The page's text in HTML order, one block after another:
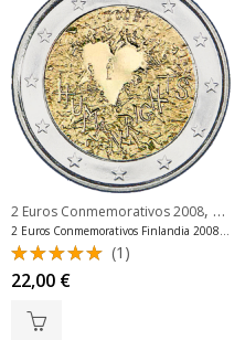
Conmemorativos Portugal
2 Euros Conmemorativos 2008, 2
2 Euros Conmemorativos Finlandia 2008 Moneda
Valorado
con5.00
de 5
(1)
22,00 €